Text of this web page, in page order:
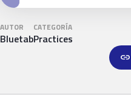
AUTOR
Bluetab
CATEGORÍA
Practices
link